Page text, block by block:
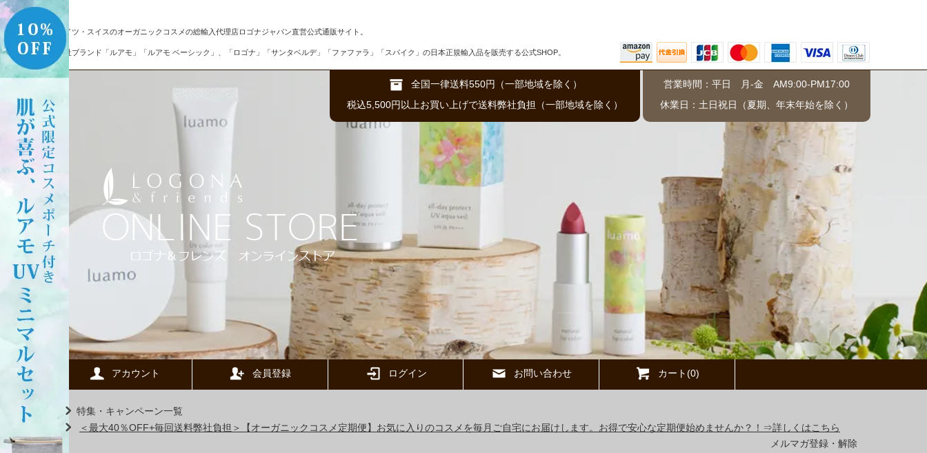
ドイツ・スイスのオーガニックコスメの総輸入代理店ロゴナジャパン直営公式通販サイト。
自社ブランド「ルアモ」「ルアモ ベーシック」、「ロゴナ」「サンタベルデ」「ファファラ」「スパイク」の日本正規輸入品を販売する公式SHOP。
全国一律送料550円（一部地域を除く）
税込5,500円以上お買い上げで送料弊社負担（一部地域を除く）
営業時間：平日 月-金 AM9:00-PM17:00
休業日：土日祝日（夏期、年末年始を除く）
アカウント 会員登録 ログイン お問い合わせ カート(0)
特集・キャンペーン一覧
＜最大40％OFF+毎回送料弊社負担＞【オーガニックコスメ定期便】お気に入りのコスメを毎月ご自宅にお届けします。お得で安心な定期便始めませんか？！⇒詳しくはこちら
メルマガ登録・解除